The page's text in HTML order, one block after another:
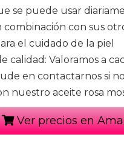
se puede usar
combinación con sus
el cuidado de la piel
calidad: Valoramos a
en contactarnos si
nuestro aceite rosa
Ver precios en